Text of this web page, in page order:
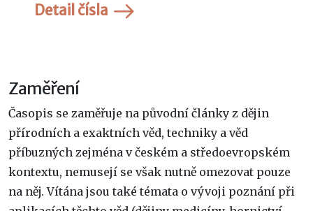
Detail čísla
Zaměření
Časopis se zaměřuje na původní články z dějin
přírodních a exaktních věd, techniky a věd
příbuzných zejména v českém a středoevropském
kontextu, nemusejí se však nutně omezovat pouze
na něj. Vítána jsou také témata o vývoji poznání při